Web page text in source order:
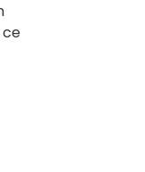
ce